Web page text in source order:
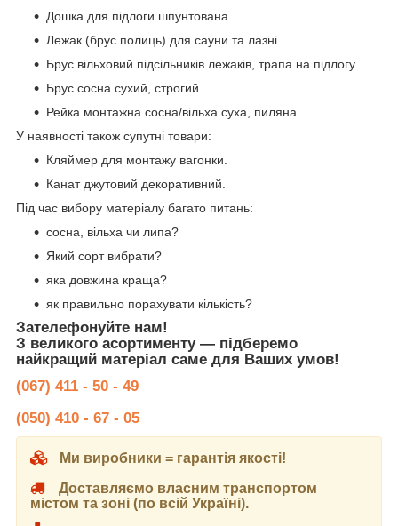
Дошка для підлоги шпунтована.
Лежак (брус полиць) для сауни та лазні.
Брус вільховий підсільників лежаків, трапа на підлогу
Брус сосна сухий, строгий
Рейка монтажна сосна/вільха суха, пиляна
У наявності також супутні товари:
Кляймер для монтажу вагонки.
Канат джутовий декоративний.
Під час вибору матеріалу багато питань:
сосна, вільха чи липа?
Який сорт вибрати?
яка довжина краща?
як правильно порахувати кількість?
Зателефонуйте нам!
З великого асортименту — підберемо
найкращий матеріал саме для Ваших умов!
(067) 411 - 50 - 49
(050) 410 - 67 - 05
Ми виробники = гарантія якості!
Доставляємо власним транспортом
містом та зоні (по всій Україні).